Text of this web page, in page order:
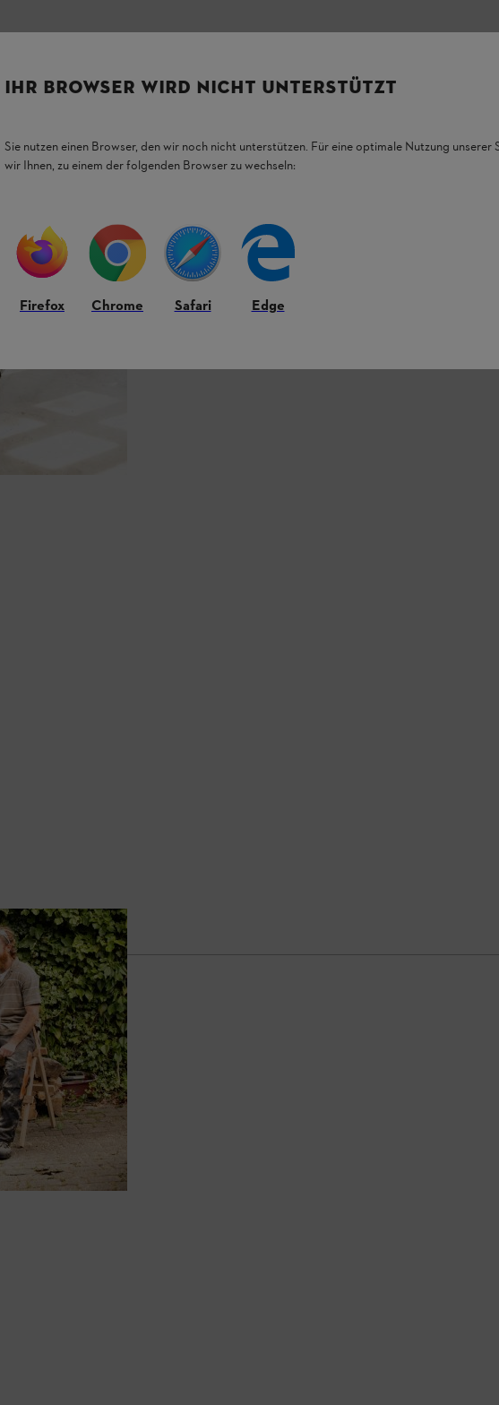
IHR BROWSER WIRD NICHT UNTERSTÜTZT
Sie nutzen einen Browser, den wir noch nicht unterstützen. Für eine optimale Nutzung unserer
wir Ihnen, zu einem der folgenden Browser zu wechseln:
Firefox Chrome Safari Edge